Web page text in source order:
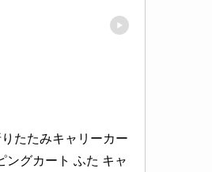
たたみキャリーカー
ングカート ふた キャ